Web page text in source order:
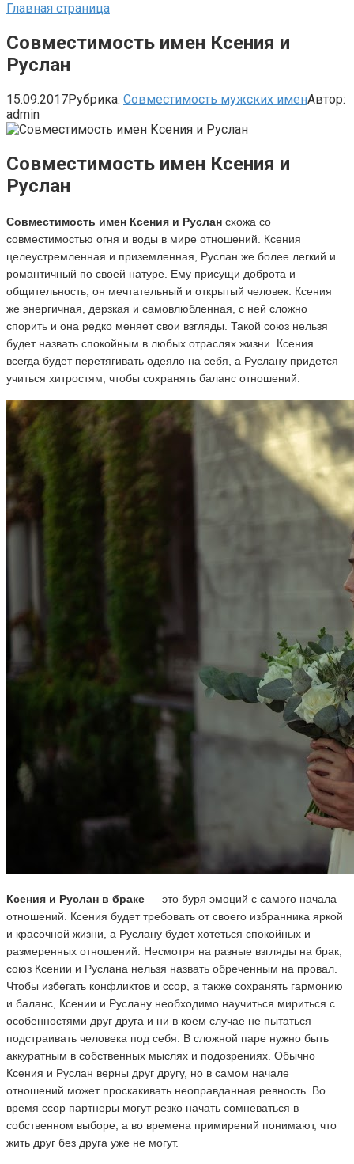
Главная страница
Совместимость имен Ксения и
Руслан
15.09.2017Рубрика: Совместимость мужских именАвтор:
admin
Совместимость имен Ксения и
Руслан
Совместимость имен Ксения и Руслан схожа со
совместимостью огня и воды в мире отношений. Ксения
целеустремленная и приземленная, Руслан же более легкий и
романтичный по своей натуре. Ему присущи доброта и
общительность, он мечтательный и открытый человек. Ксения
же энергичная, дерзкая и самовлюбленная, с ней сложно
спорить и она редко меняет свои взгляды. Такой союз нельзя
будет назвать спокойным в любых отраслях жизни. Ксения
всегда будет перетягивать одеяло на себя, а Руслану придется
учиться хитростям, чтобы сохранять баланс отношений.
Ксения и Руслан в браке — это буря эмоций с самого начала
отношений. Ксения будет требовать от своего избранника яркой
и красочной жизни, а Руслану будет хотеться спокойных и
размеренных отношений. Несмотря на разные взгляды на брак,
союз Ксении и Руслана нельзя назвать обреченным на провал.
Чтобы избегать конфликтов и ссор, а также сохранять гармонию
и баланс, Ксении и Руслану необходимо научиться мириться с
особенностями друг друга и ни в коем случае не пытаться
подстраивать человека под себя. В сложной паре нужно быть
аккуратным в собственных мыслях и подозрениях. Обычно
Ксения и Руслан верны друг другу, но в самом начале
отношений может проскакивать неоправданная ревность. Во
время ссор партнеры могут резко начать сомневаться в
собственном выборе, а во времена примирений понимают, что
жить друг без друга уже не могут.